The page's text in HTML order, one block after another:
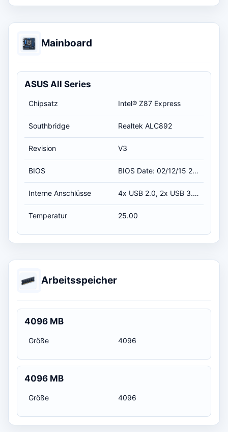
Mainboard
ASUS All Series
Chipsatz Intel® Z87 Express
Southbridge Realtek ALC892
Revision V3
BIOS BIOS Date: 02/12/15 21:13:13 Ver: 23.04 / 12.02.2015 01:00:00
Interne Anschlüsse 4x USB 2.0, 2x USB 3.0, 1x seriell, Infrarot
Temperatur 25.00
Arbeitsspeicher
4096 MB
Größe 4096
4096 MB
Größe 4096